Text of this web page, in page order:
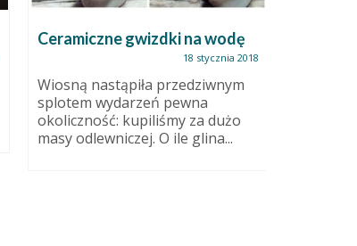
Ceramiczne gwizdki na wodę
18 stycznia 2018
Wiosną nastąpiła przedziwnym
splotem wydarzeń pewna
okoliczność: kupiliśmy za dużo
masy odlewniczej. O ile glina...